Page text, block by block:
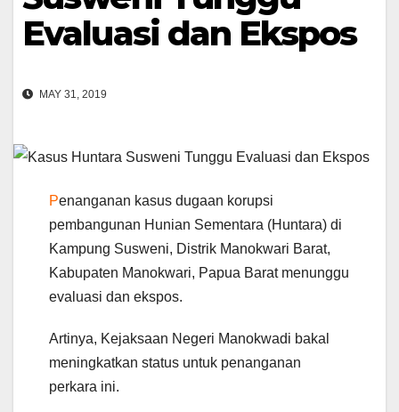
Evaluasi dan Ekspos
MAY 31, 2019
Penanganan kasus dugaan korupsi
pembangunan Hunian Sementara (Huntara) di
Kampung Susweni, Distrik Manokwari Barat,
Kabupaten Manokwari, Papua Barat menunggu
evaluasi dan ekspos.
Artinya, Kejaksaan Negeri Manokwadi bakal
meningkatkan status untuk penanganan
perkara ini.